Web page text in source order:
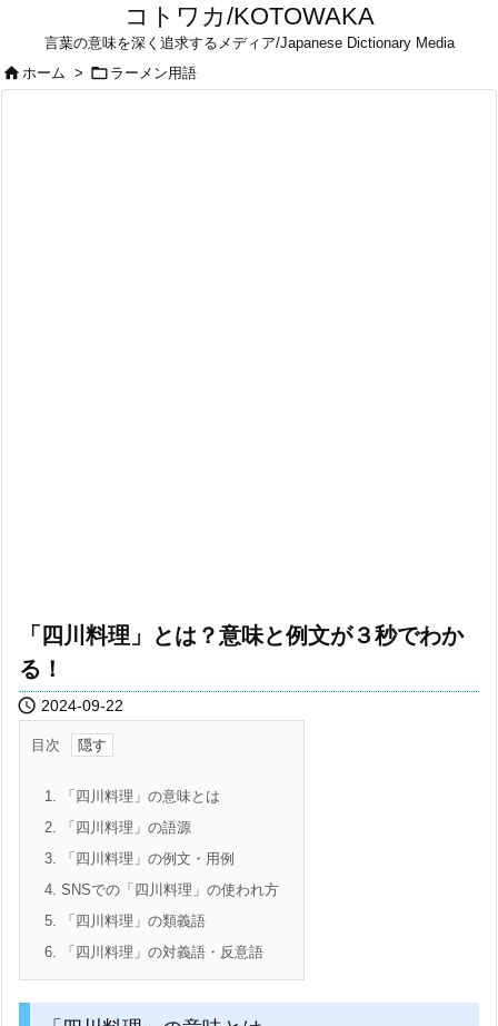
コトワカ/KOTOWAKA
言葉の意味を深く追求するメディア/Japanese Dictionary Media
ホーム >  ラーメン用語
「四川料理」とは？意味と例文が３秒でわか
る！
 2024-09-22
目次
1. 「四川料理」の意味とは
2. 「四川料理」の語源
3. 「四川料理」の例文・用例
4. SNSでの「四川料理」の使われ方
5. 「四川料理」の類義語
6. 「四川料理」の対義語・反意語